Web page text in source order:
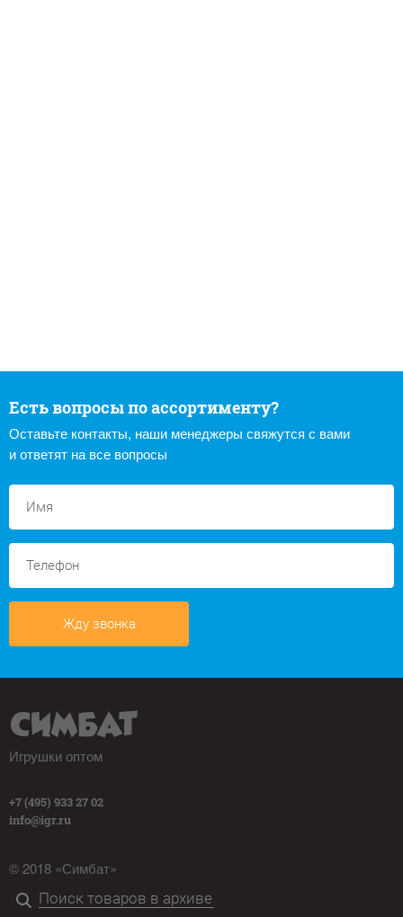
Есть вопросы по ассортименту?
Оставьте контакты, наши менеджеры свяжутся с вами
и ответят на все вопросы
Жду звонка
Игрушки оптом
+7 (495) 933 27 02
info@igr.ru
© 2018 «Симбат»